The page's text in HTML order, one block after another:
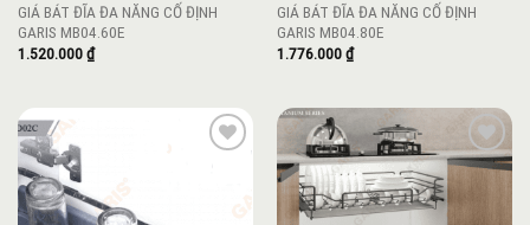
GIÁ BÁT ĐĨA ĐA NĂNG CỐ ĐỊNH
GARIS MB04.60E
1.520.000₫
GIÁ BÁT ĐĨA ĐA NĂNG CỐ ĐỊNH
GARIS MB04.80E
1.776.000₫
Add to